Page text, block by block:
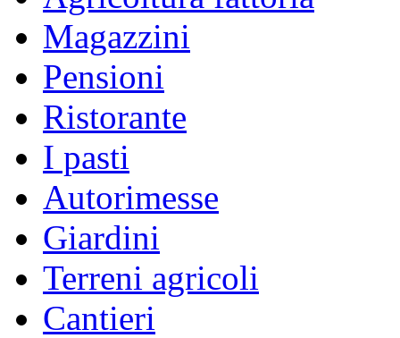
Magazzini
Pensioni
Ristorante
I pasti
Autorimesse
Giardini
Terreni agricoli
Cantieri